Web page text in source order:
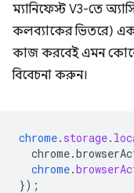
ম্যানিফেস্ট V3-তে
কলব্যাকের ভিতরে)
কাজ করবেই এমন কোনো
বিবেচনা করুন।
chrome. storage.
chrome.
});